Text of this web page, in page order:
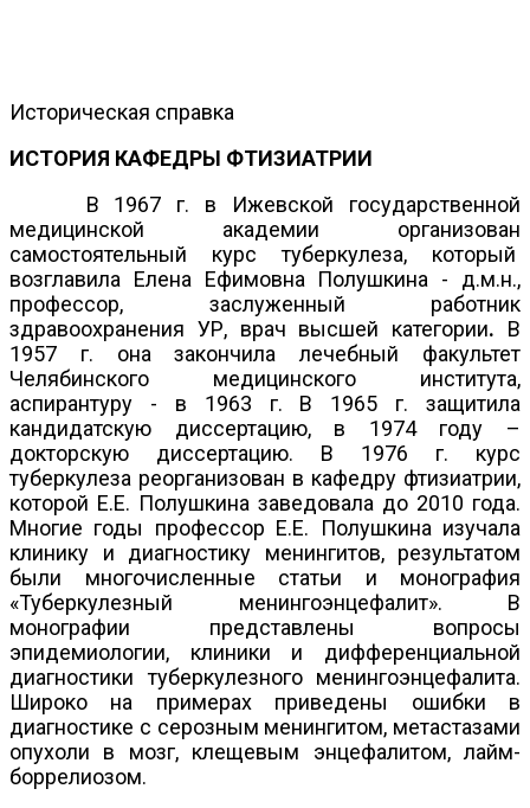
Историческая справка
ИСТОРИЯ КАФЕДРЫ ФТИЗИАТРИИ
В 1967 г. в Ижевской государственной
медицинской академии организован
самостоятельный курс туберкулеза, который
возглавила Елена Ефимовна Полушкина - д.м.н.,
профессор, заслуженный работник
здравоохранения УР, врач высшей категории. В
1957 г. она закончила лечебный факультет
Челябинского медицинского института,
аспирантуру - в 1963 г. В 1965 г. защитила
кандидатскую диссертацию, в 1974 году –
докторскую диссертацию. В 1976 г. курс
туберкулеза реорганизован в кафедру фтизиатрии,
которой Е.Е. Полушкина заведовала до 2010 года.
Многие годы профессор Е.Е. Полушкина изучала
клинику и диагностику менингитов, результатом
были многочисленные статьи и монография
«Туберкулезный менингоэнцефалит». В
монографии представлены вопросы
эпидемиологии, клиники и дифференциальной
диагностики туберкулезного менингоэнцефалита.
Широко на примерах приведены ошибки в
диагностике с серозным менингитом, метастазами
опухоли в мозг, клещевым энцефалитом, лайм-
боррелиозом.